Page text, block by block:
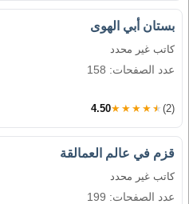
بستان أبي الهوى
كاتب غير محدد
عدد الصفحات: 158
4.50★★★★★ (2)
قزم في عالم العمالقة
كاتب غير محدد
عدد الصفحات: 199